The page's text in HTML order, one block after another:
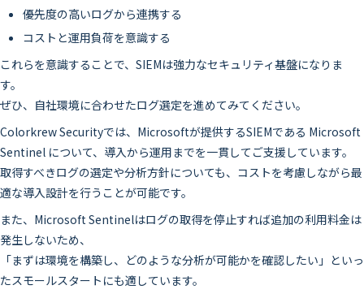
優先度の高いログから連携する
コストと運用負荷を意識する
これらを意識することで、SIEMは強力なセキュリティ基盤になりま
す。
ぜひ、自社環境に合わせたログ選定を進めてみてください。
Colorkrew Securityでは、Microsoftが提供するSIEMである Microsoft
Sentinel について、導入から運用までを一貫してご支援しています。
取得すべきログの選定や分析方針についても、コストを考慮しながら最
適な導入設計を行うことが可能です。
また、Microsoft Sentinelはログの取得を停止すれば追加の利用料金は
発生しないため、
「まずは環境を構築し、どのような分析が可能かを確認したい」といっ
たスモールスタートにも適しています。